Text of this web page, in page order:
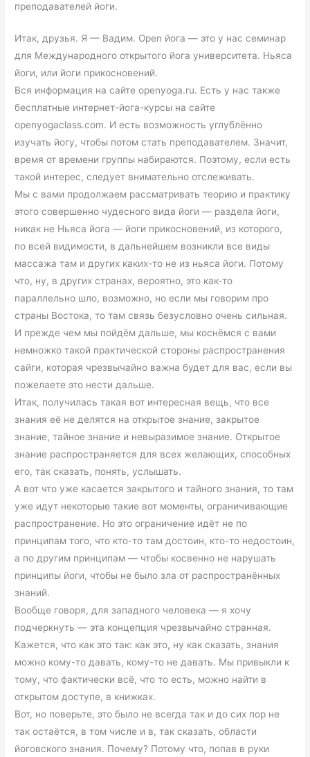
преподавателей йоги.
Итак, друзья. Я — Вадим. Open йога — это у нас семинар
для Международного открытого йога университета. Ньяса
йоги, или йоги прикосновений.
Вся информация на сайте openyoga.ru. Есть у нас также
бесплатные интернет-йога-курсы на сайте
openyogaclass.com. И есть возможность углублённо
изучать йогу, чтобы потом стать преподавателем. Значит,
время от времени группы набираются. Поэтому, если есть
такой интерес, следует внимательно отслеживать.
Мы с вами продолжаем рассматривать теорию и практику
этого совершенно чудесного вида йоги — раздела йоги,
никак не Ньяса йога — йоги прикосновений, из которого,
по всей видимости, в дальнейшем возникли все виды
массажа там и других каких-то не из ньяса йоги. Потому
что, ну, в других странах, вероятно, это как-то
параллельно шло, возможно, но если мы говорим про
страны Востока, то там связь безусловно очень сильная.
И прежде чем мы пойдём дальше, мы коснёмся с вами
немножко такой практической стороны распространения
сайги, которая чрезвычайно важна будет для вас, если вы
пожелаете это нести дальше.
Итак, получилась такая вот интересная вещь, что все
знания её не делятся на открытое знание, закрытое
знание, тайное знание и невыразимое знание. Открытое
знание распространяется для всех желающих, способных
его, так сказать, понять, услышать.
А вот что уже касается закрытого и тайного знания, то там
уже идут некоторые такие вот моменты, ограничивающие
распространение. Но это ограничение идёт не по
принципам того, что кто-то там достоин, кто-то недостоин,
а по другим принципам — чтобы косвенно не нарушать
принципы йоги, чтобы не было зла от распространённых
знаний.
Вообще говоря, для западного человека — я хочу
подчеркнуть — эта концепция чрезвычайно странная.
Кажется, что как это так: как это, ну как сказать, знания
можно кому-то давать, кому-то не давать. Мы привыкли к
тому, что фактически всё, что то есть, можно найти в
открытом доступе, в книжках.
Вот, но поверьте, это было не всегда так и до сих пор не
так остаётся, в том числе и в, так сказать, области
йоговского знания. Почему? Потому что, попав в руки